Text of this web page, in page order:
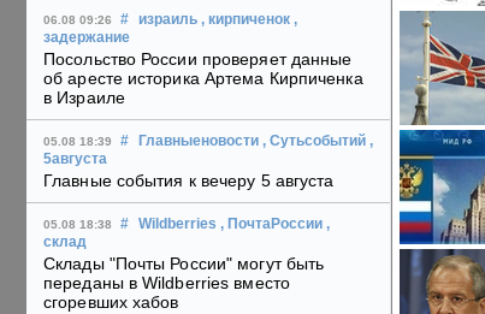
06.08 09:26 # израиль , кирпиченок ,
задержание
Посольство России проверяет данные
об аресте историка Артема Кирпиченка
в Израиле
05.08 18:39 # Главныеновости , Сутьсобытий ,
5августа
Главные события к вечеру 5 августа
05.08 18:38 # Wildberries , ПочтаРоссии ,
склад
Склады "Почты России" могут быть
переданы в Wildberries вместо
сгоревших хабов